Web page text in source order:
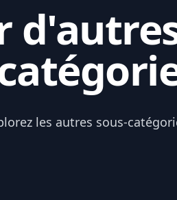
les autres sous-